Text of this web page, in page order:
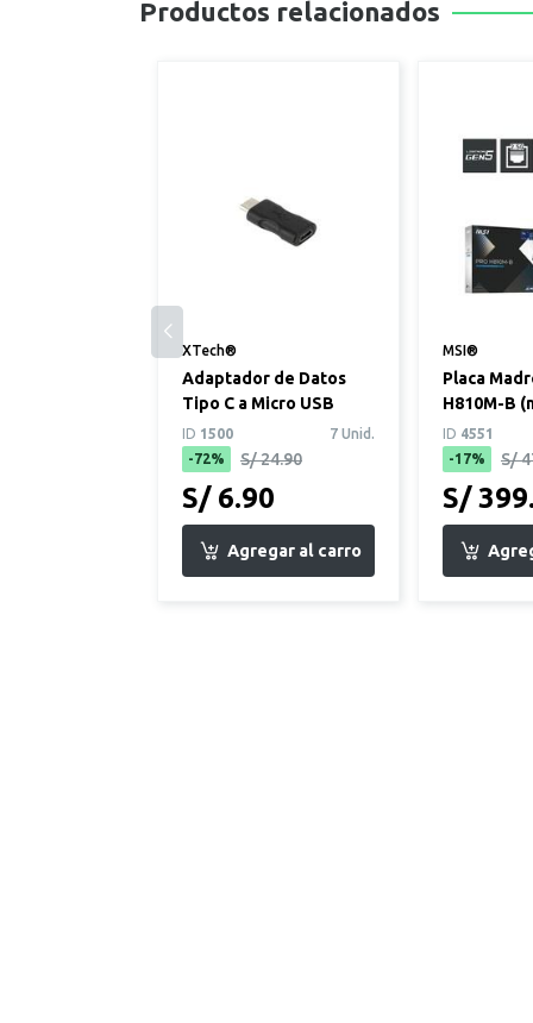
Productos relacionados
XTech®
Adaptador de Datos
Tipo C a Micro USB
ID 1500
7 Unid.
-72%
S/ 24.90
S/ 6.90
MSI®
Placa
H810M-B
Intel
ID 4551
-17%
S/
S/